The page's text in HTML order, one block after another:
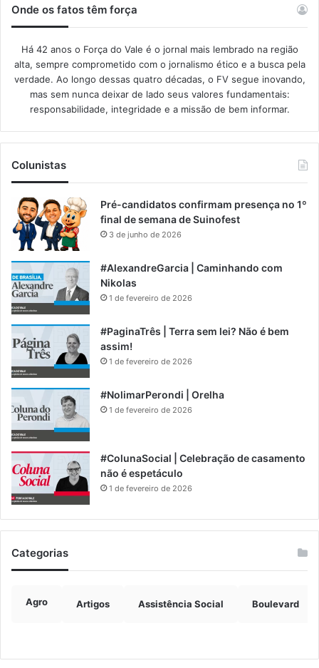
Onde os fatos têm força
Há 42 anos o Força do Vale é o jornal mais lembrado na região
alta, sempre comprometido com o jornalismo ético e a busca pela
verdade. Ao longo dessas quatro décadas, o FV segue inovando,
mas sem nunca deixar de lado seus valores fundamentais:
responsabilidade, integridade e a missão de bem informar.​
Colunistas
Pré-candidatos confirmam presença no 1º
final de semana de Suinofest
3 de junho de 2026
#AlexandreGarcia | Caminhando com
Nikolas
1 de fevereiro de 2026
#PaginaTrês | Terra sem lei? Não é bem
assim!
1 de fevereiro de 2026
#NolimarPerondi | Orelha
1 de fevereiro de 2026
#ColunaSocial | Celebração de casamento
não é espetáculo
1 de fevereiro de 2026
Categorias
Agro Artigos Assistência Social Boulevard